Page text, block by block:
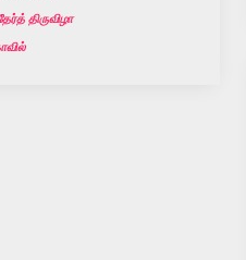
திருவிழா